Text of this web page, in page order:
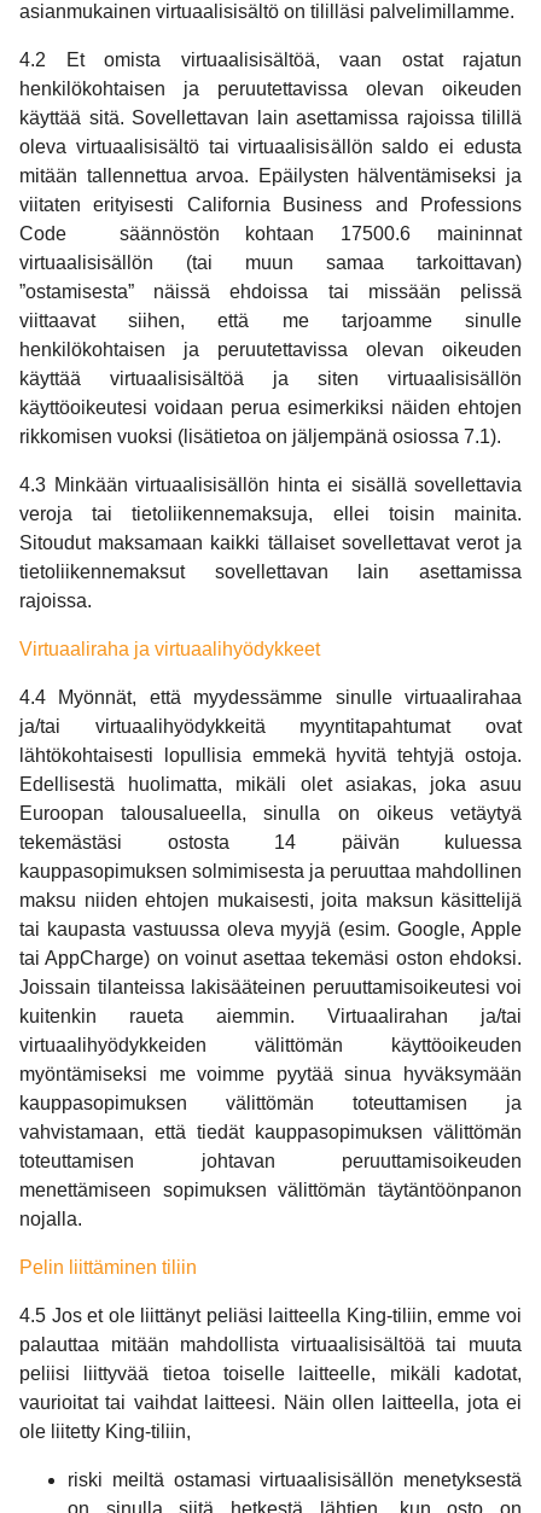
asianmukainen virtuaalisisältö on tililläsi palvelimillamme.
4.2 Et omista virtuaalisisältöä, vaan ostat rajatun
henkilökohtaisen ja peruutettavissa olevan oikeuden
käyttää sitä. Sovellettavan lain asettamissa rajoissa tilillä
oleva virtuaalisisältö tai virtuaalisisällön saldo ei edusta
mitään tallennettua arvoa. Epäilysten hälventämiseksi ja
viitaten erityisesti California Business and Professions
Code säännöstön kohtaan 17500.6 maininnat
virtuaalisisällön (tai muun samaa tarkoittavan)
”ostamisesta” näissä ehdoissa tai missään pelissä
viittaavat siihen, että me tarjoamme sinulle
henkilökohtaisen ja peruutettavissa olevan oikeuden
käyttää virtuaalisisältöä ja siten virtuaalisisällön
käyttöoikeutesi voidaan perua esimerkiksi näiden ehtojen
rikkomisen vuoksi (lisätietoa on jäljempänä osiossa 7.1).
4.3 Minkään virtuaalisisällön hinta ei sisällä sovellettavia
veroja tai tietoliikennemaksuja, ellei toisin mainita.
Sitoudut maksamaan kaikki tällaiset sovellettavat verot ja
tietoliikennemaksut sovellettavan lain asettamissa
rajoissa.
Virtuaaliraha ja virtuaalihyödykkeet
4.4 Myönnät, että myydessämme sinulle virtuaalirahaa
ja/tai virtuaalihyödykkeitä myyntitapahtumat ovat
lähtökohtaisesti lopullisia emmekä hyvitä tehtyjä ostoja.
Edellisestä huolimatta, mikäli olet asiakas, joka asuu
Euroopan talousalueella, sinulla on oikeus vetäytyä
tekemästäsi ostosta 14 päivän kuluessa
kauppasopimuksen solmimisesta ja peruuttaa mahdollinen
maksu niiden ehtojen mukaisesti, joita maksun käsittelijä
tai kaupasta vastuussa oleva myyjä (esim. Google, Apple
tai AppCharge) on voinut asettaa tekemäsi oston ehdoksi.
Joissain tilanteissa lakisääteinen peruuttamisoikeutesi voi
kuitenkin raueta aiemmin. Virtuaalirahan ja/tai
virtuaalihyödykkeiden välittömän käyttöoikeuden
myöntämiseksi me voimme pyytää sinua hyväksymään
kauppasopimuksen välittömän toteuttamisen ja
vahvistamaan, että tiedät kauppasopimuksen välittömän
toteuttamisen johtavan peruuttamisoikeuden
menettämiseen sopimuksen välittömän täytäntöönpanon
nojalla.
Pelin liittäminen tiliin
4.5 Jos et ole liittänyt peliäsi laitteella King-tiliin, emme voi
palauttaa mitään mahdollista virtuaalisisältöä tai muuta
peliisi liittyvää tietoa toiselle laitteelle, mikäli kadotat,
vaurioitat tai vaihdat laitteesi. Näin ollen laitteella, jota ei
ole liitetty King-tiliin,
riski meiltä ostamasi virtuaalisisällön menetyksestä